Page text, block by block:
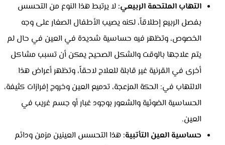
التهاب الملتحمة الربيعي: لا يرتبط هذا النوع من التحسس
بفصل الربيع إطلاقاً، لكنه يصيب الأطفال الصغار على وجه
الخصوص، وتظهر فيه حساسية شديدة في العين في حال لم
يتم علاجها بالوقت والشكل الصحيح يمكن أن تسبب مشاكل
أخرى في القرنية غير قابلة للعلاج لاحقاً، وتظهر أعراض هذا
الالتهاب في: الحكة المزعجة، تدميع العين وخروج إفرازات كثيفة،
الحساسية الضوئية والشعور بوجود غبار أو جسم غريب في
العين.
حساسية العين التأتبية: هذا التحسس العينين مزمن ودائم